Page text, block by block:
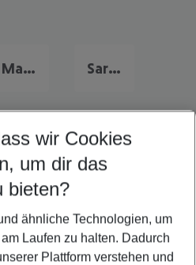
Malta Familienurlaub Sardinien Familienurlaub
Cruz de Tenerife
de Tenerife
de Tenerife
wir Cookies
um dir das
bieten?
ähnliche Technologien, um
Laufen zu halten. Dadurch
Plattform verstehen und